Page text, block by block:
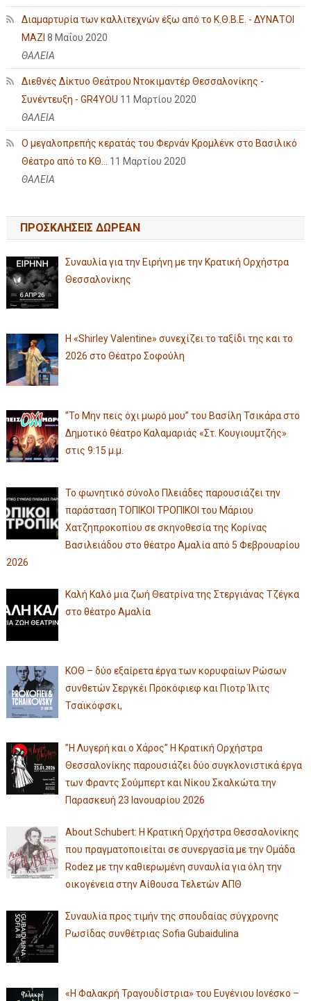
Διαμαρτυρία των καλλιτεχνών έξω από το Κ.Θ.Β.Ε. - ΔΥΝΑΤΟΙ
ΜΑΖΙ 8 Μαΐου 2020
ΘΑΛΕΙΑ
Διεθνές Δίκτυο Θεάτρου Ντοκιμαντέρ Θεσσαλονίκης -
Συνέντευξη - GR4YOU 11 Μαρτίου 2020
ΘΑΛΕΙΑ
Ο μεγαλοπρεπής κερατάς του Φερνάν Κρομλένκ στο Βασιλικό
Θέατρο από το ΚΘ...
11 Μαρτίου 2020
ΘΑΛΕΙΑ
ΠΡΟΣΚΛΗΣΕΙΣ ΔΩΡΕΑΝ
Συναυλία για την Ειρήνη με την Κρατική Ορχήστρα
Θεσσαλονίκης
Η «Shirley Valentine» συνεχίζει το ταξίδι της και το
2026 στο Θέατρο Σοφούλη
”Το Μην πεις όχι μωρό μου” του Βασίλη Τσικάρα στο
Δημοτικό θέατρο Καλαμαριάς «Στ. Κουγιουμτζής»
στις 9:15 μ.μ.
Το φωνητικό σύνολο Πλειάδες παρουσιάζει την
παράσταση ΤΟΠΙΚΟΙ ΤΡΟΠΙΚΟΙ του Μάριου
Χατζηπροκοπίου σε σκηνοθεσία της Κορίνας
Βασιλειάδου στο θέατρο Αμαλία από 5 Φεβρουαρίου
2026
Καλή Καλό μια ζωή Θεατρίνα της Στεργιάνας Τζέγκα
στο θέατρο Αμαλία
ΚΟΘ – δύο εξαίρετα έργα των κορυφαίων Ρώσων
συνθετών Σεργκέι Προκόφιεφ και Πιοτρ Ίλιτς
Τσαϊκόφσκι,
”Η Λυγερή και ο Χάρος” Η Κρατική Ορχήστρα
Θεσσαλονίκης παρουσιάζει δύο συγκλονιστικά έργα
των Φραντς Σούμπερτ και Νίκου Σκαλκώτα την
Παρασκευή 23 Ιανουαρίου 2026
About Schubert: Η Κρατική Ορχήστρα Θεσσαλονίκης
που πραγματοποιείται σε συνεργασία με την Ομάδα
Rodez με την καθιερωμένη συναυλία για όλη την
οικογένεια στην Αίθουσα Τελετών ΑΠΘ
Συναυλία προς τιμήν της σπουδαίας σύγχρονης
Ρωσίδας συνθέτριας Sofia Gubaidulina
«Η Φαλακρή Τραγουδίστρια» του Ευγένιου Ιονέσκο –